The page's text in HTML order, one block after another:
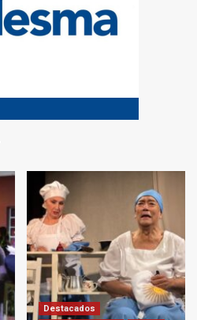
Destacados